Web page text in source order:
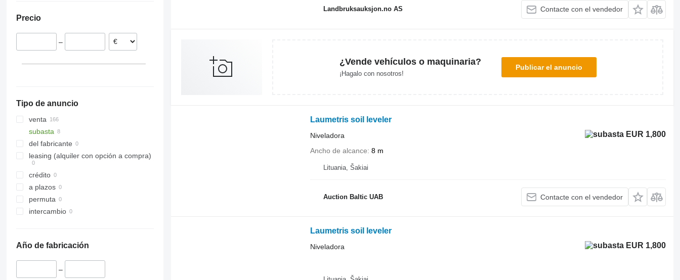
Precio
–
Tipo de anuncio
venta
subasta
del fabricante
leasing (alquiler con opción a compra)
crédito
a plazos
permuta
intercambio
Año de fabricación
–
Landbruksauksjon.no AS Contacte con el vendedor
¿Vende vehículos o maquinaria?
¡Hagalo con nosotros!
Publicar el anuncio
Laumetris soil leveler
EUR 1,800
Niveladora
Ancho de alcance 8 m
Lituania, Šakiai
Auction Baltic UAB Contacte con el vendedor
Laumetris soil leveler
EUR 1,800
Niveladora